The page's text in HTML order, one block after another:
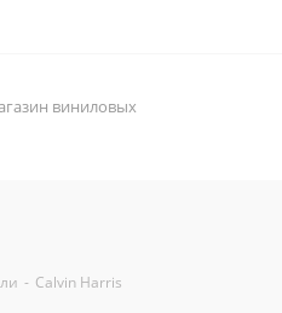
виниловых
- Calvin Harris